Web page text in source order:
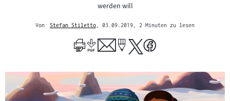
werden will
Von
Stefan Stiletto
zum
Author
, 03.09.2019 , 2 Minuten zu lesen